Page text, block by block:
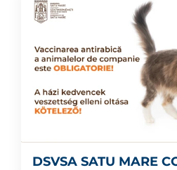
DSVSA SATU MARE